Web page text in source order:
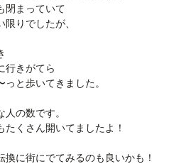
閉まっていて
限りでしたが、
行きがてら
っと歩いてきました。
人の数です。
たくさん開いてましたよ！
換に街にでてみるのも良いかも！